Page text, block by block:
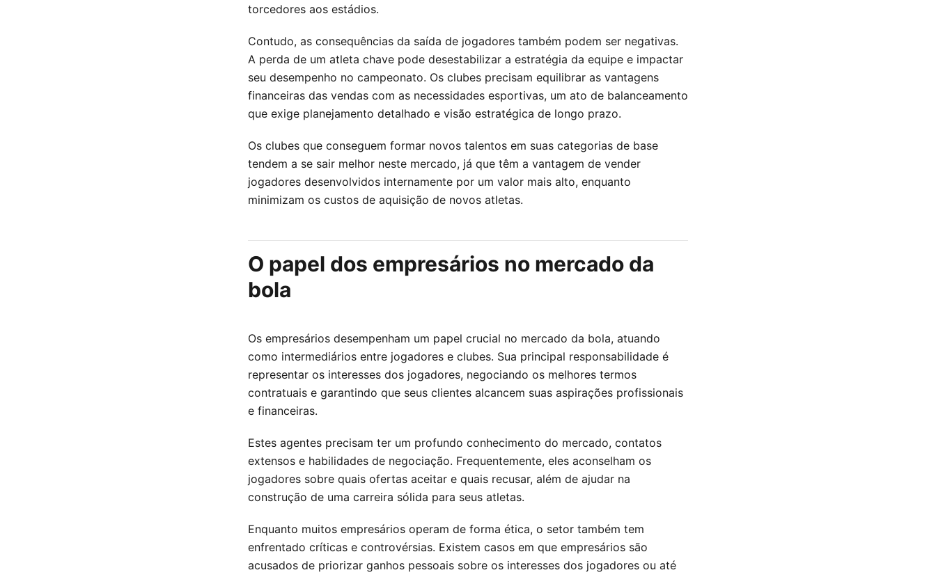
torcedores aos estádios.
Contudo, as consequências da saída de jogadores também podem ser negativas.
A perda de um atleta chave pode desestabilizar a estratégia da equipe e impactar
seu desempenho no campeonato. Os clubes precisam equilibrar as vantagens
financeiras das vendas com as necessidades esportivas, um ato de balanceamento
que exige planejamento detalhado e visão estratégica de longo prazo.
Os clubes que conseguem formar novos talentos em suas categorias de base
tendem a se sair melhor neste mercado, já que têm a vantagem de vender
jogadores desenvolvidos internamente por um valor mais alto, enquanto
minimizam os custos de aquisição de novos atletas.
O papel dos empresários no mercado da
bola
Os empresários desempenham um papel crucial no mercado da bola, atuando
como intermediários entre jogadores e clubes. Sua principal responsabilidade é
representar os interesses dos jogadores, negociando os melhores termos
contratuais e garantindo que seus clientes alcancem suas aspirações profissionais
e financeiras.
Estes agentes precisam ter um profundo conhecimento do mercado, contatos
extensos e habilidades de negociação. Frequentemente, eles aconselham os
jogadores sobre quais ofertas aceitar e quais recusar, além de ajudar na
construção de uma carreira sólida para seus atletas.
Enquanto muitos empresários operam de forma ética, o setor também tem
enfrentado críticas e controvérsias. Existem casos em que empresários são
acusados de priorizar ganhos pessoais sobre os interesses dos jogadores ou até